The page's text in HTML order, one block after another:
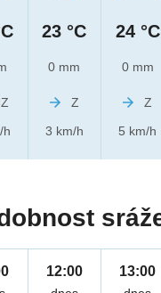
h
23 °C
0 mm
Z
3 km/h
24 °C
0 mm
Z
5 km/h
12:00 13:00